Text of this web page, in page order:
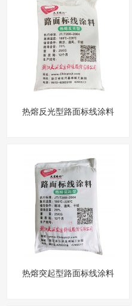
热熔反光型路面标线涂料
热熔突起型路面标线涂料